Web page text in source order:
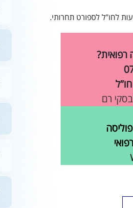
לחו”ללספורט תחרותי.
רפואית?
רם